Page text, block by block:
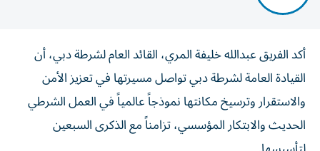
أكد الفريق عبدالله خليفة المري، القائد العام لشرطة دبي، أن
القيادة العامة لشرطة دبي تواصل مسيرتها في تعزيز الأمن
والاستقرار وترسيخ مكانتها نموذجاً عالمياً في العمل الشرطي
الحديث والابتكار المؤسسي، تزامناً مع الذكرى السبعين